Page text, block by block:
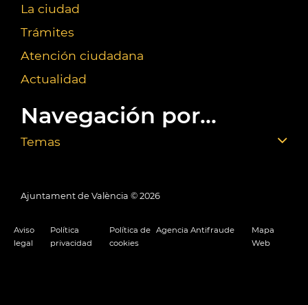
La ciudad
Trámites
Atención ciudadana
Actualidad
Navegación por...
Temas
Ajuntament de València © 2026
Aviso
legal
Política
privacidad
Política de
cookies
Agencia Antifraude
Mapa
Web